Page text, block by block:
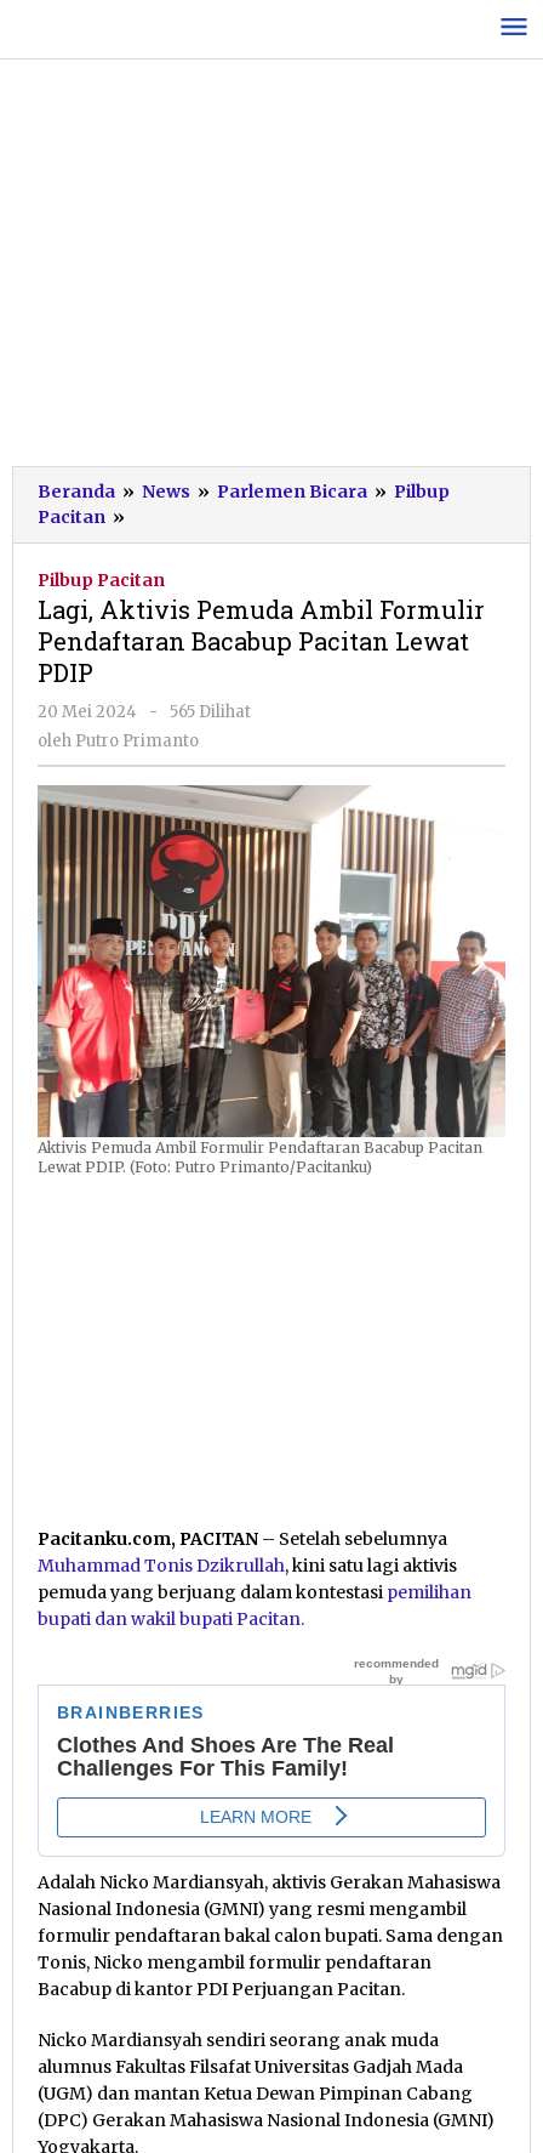
konten
Beranda » News » Parlemen Bicara » Pilbup
Pacitan »
Aktivis
Ambil
Formulir
Pendaftaran
Lewat
PDIP
Pilbup Pacitan
Lagi, Aktivis Pemuda Ambil Formulir
Pendaftaran Bacabup Pacitan Lewat
PDIP
20 Mei 2024
oleh
Putro
-
565 Dilihat
oleh Putro Primanto
Aktivis Pemuda Ambil Formulir Pendaftaran Bacabup Pacitan
Lewat PDIP. (Foto: Putro Primanto/Pacitanku)
Pacitanku.com, PACITAN – Setelah sebelumnya
Muhammad Tonis Dzikrullah, kini satu lagi aktivis
pemuda yang berjuang dalam kontestasi pemilihan
bupati dan wakil bupati Pacitan.
Adalah Nicko Mardiansyah, aktivis Gerakan Mahasiswa
Nasional Indonesia (GMNI) yang resmi mengambil
formulir pendaftaran bakal calon bupati. Sama dengan
Tonis, Nicko mengambil formulir pendaftaran
Bacabup di kantor PDI Perjuangan Pacitan.
Nicko Mardiansyah sendiri seorang anak muda
alumnus Fakultas Filsafat Universitas Gadjah Mada
(UGM) dan mantan Ketua Dewan Pimpinan Cabang
(DPC) Gerakan Mahasiswa Nasional Indonesia (GMNI)
Yogyakarta.